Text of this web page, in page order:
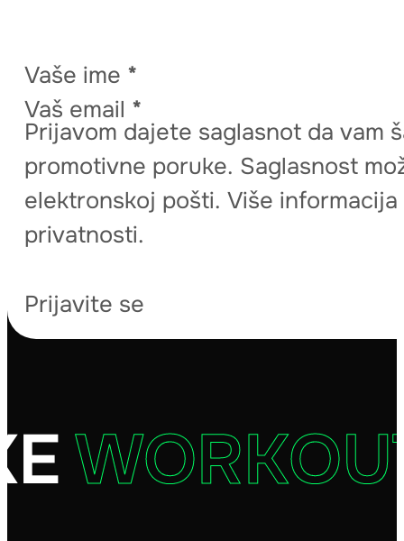
Vaše ime *
Vaš email *
Prijavom dajete saglasnot da vam
promotivne poruke. Saglasnost
elektronskoj pošti. Više
privatnosti.
Prijavite se